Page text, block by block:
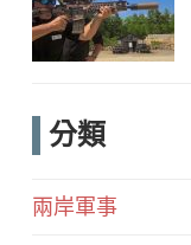
分類
兩岸軍事